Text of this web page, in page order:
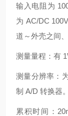
输入电阻为
为 AC/DC
道～外壳之间
测量量程：有
测量分辨率：
制 A/D 转换器。
累积时间：